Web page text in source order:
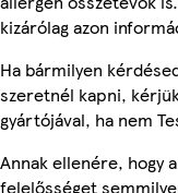
kizárólag azon
Ha bármilyen
szeretnél kapni,
gyártójával, ha nem
Annak ellenére, hogy
felelősséget